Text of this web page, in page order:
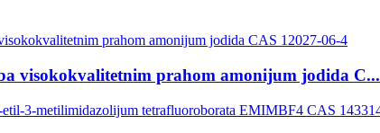
visokokvalitetnim prahom amonijum jodida C...